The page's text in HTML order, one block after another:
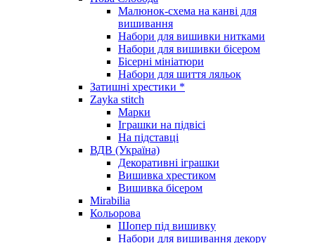
Малюнок-схема на канві для
вишивання
Набори для вишивки нитками
Набори для вишивки бісером
Бісерні мініатюри
Набори для шиття ляльок
Затишні хрестики *
Zayka stitch
Марки
Іграшки на підвісі
На підставці
ВДВ (Україна)
Декоративні іграшки
Вишивка хрестиком
Вишивка бісером
Mirabilia
Кольорова
Шопер під вишивку
Набори для вишивання декору